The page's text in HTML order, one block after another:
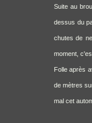
Suite au
dessus du
chutes de
moment,
Folle après
de mètres
mal cet